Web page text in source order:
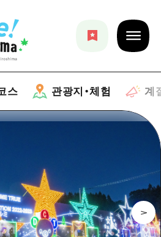
스 관광지・체험 계
공식 가이드
험